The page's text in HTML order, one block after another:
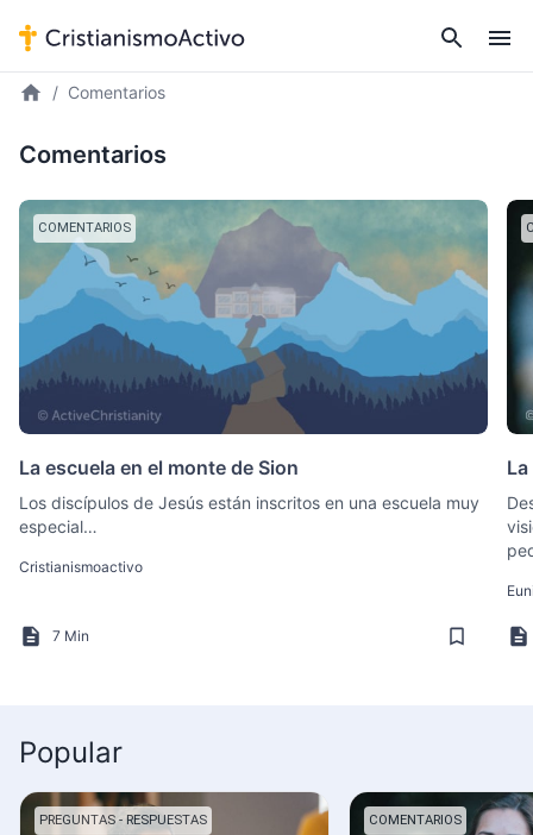
Comentarios
Comentarios
COMENTARIOS
La escuela en el monte de Sion
Los discípulos de Jesús están inscritos en una escuela muy
especial…
Cristianismoactivo
7 Min
Popular
PREGUNTAS - RESPUESTAS COMENTARIOS